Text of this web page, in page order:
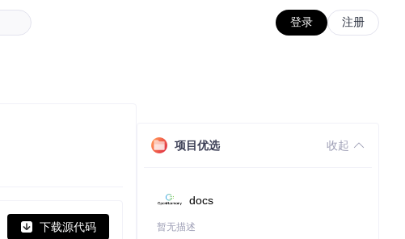
登录 注册
下载源代码
项目优选 收起
docs
暂无描述